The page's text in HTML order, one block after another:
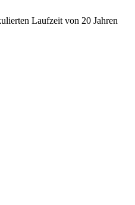
Laufzeit von 20 Jahren